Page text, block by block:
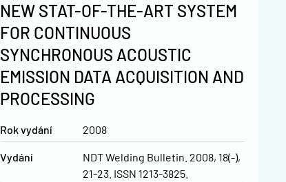
NEW STAT-OF-THE-ART SYSTEM
FOR CONTINUOUS
SYNCHRONOUS ACOUSTIC
EMISSION DATA ACQUISITION AND
PROCESSING
Rok vydání 2008
Vydání
NDT Welding Bulletin. 2008, 18(-),
21-23. ISSN 1213-3825.